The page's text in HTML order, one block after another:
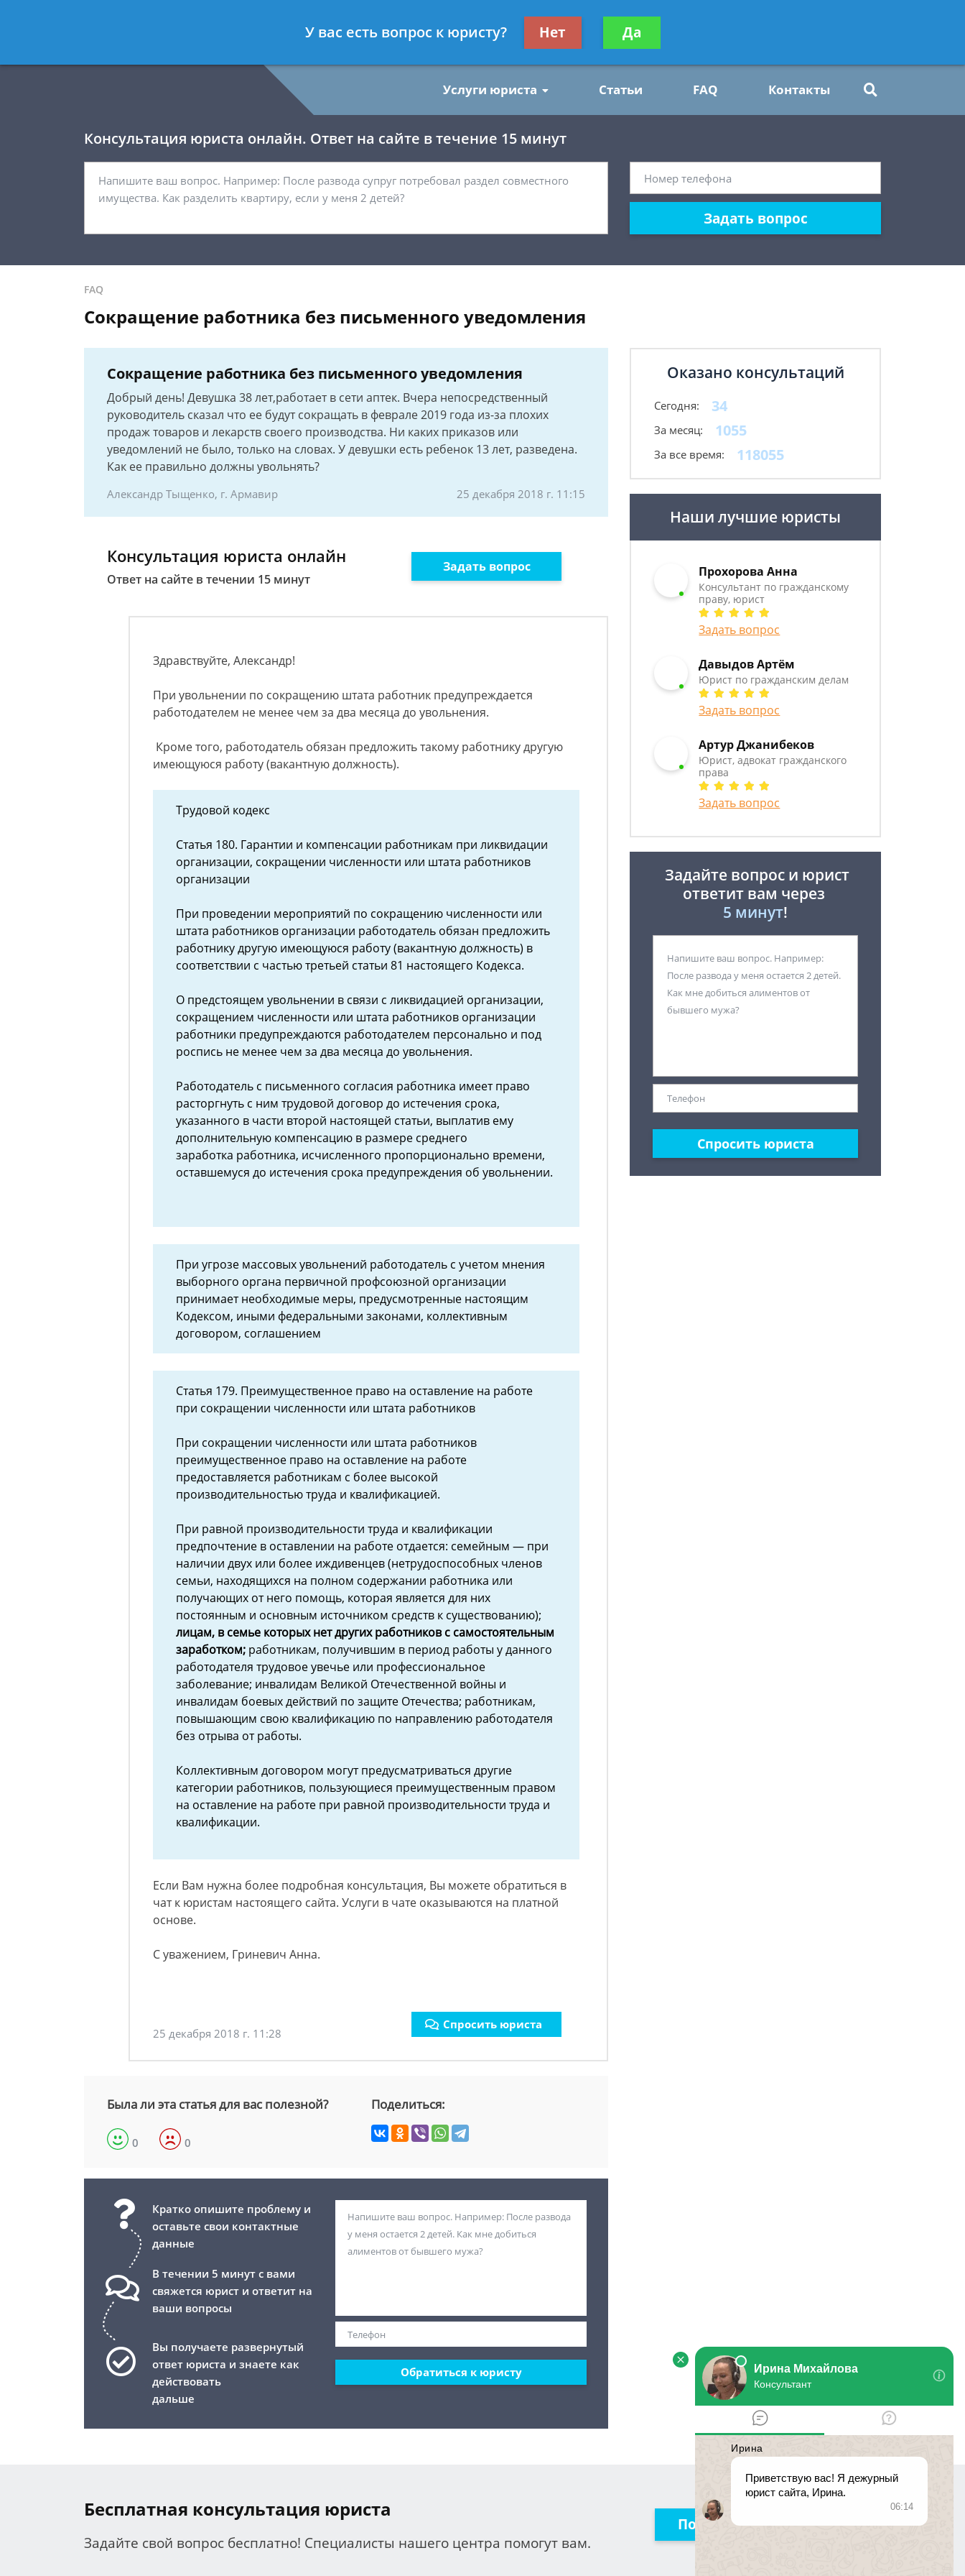
- Юрист по гражданским делам
Получите консультацию
бесплатно
Услуги юриста Статьи FAQ Контакты
Консультация юриста онлайн. Ответ на сайте в течение 15 минут
Задать вопрос
FAQ
Сокращение работника без письменного уведомления
Сокращение работника без письменного уведомления
Добрый день! Девушка 38 лет,работает в сети аптек. Вчера непосредственный
руководитель сказал что ее будут сокращать в феврале 2019 года из-за плохих
продаж товаров и лекарств своего производства. Ни каких приказов или
уведомлений не было, только на словах. У девушки есть ребенок 13 лет, разведена.
Как ее правильно должны увольнять?
Александр Тыщенко, г. Армавир 25 декабря 2018 г. 11:15
Консультация юриста онлайн
Ответ на сайте в течении 15 минут
Задать вопрос
Здравствуйте, Александр!
При увольнении по сокращению штата работник предупреждается
работодателем не менее чем за два месяца до увольнения.
Кроме того, работодатель обязан предложить такому работнику другую
имеющуюся работу (вакантную должность).
Трудовой кодекс
Статья 180. Гарантии и компенсации работникам при ликвидации
организации, сокращении численности или штата работников
организации
При проведении мероприятий по сокращению численности или
штата работников организации работодатель обязан предложить
работнику другую имеющуюся работу (вакантную должность) в
соответствии с частью третьей статьи 81 настоящего Кодекса.
О предстоящем увольнении в связи с ликвидацией организации,
сокращением численности или штата работников организации
работники предупреждаются работодателем персонально и под
роспись не менее чем за два месяца до увольнения.
Работодатель с письменного согласия работника имеет право
расторгнуть с ним трудовой договор до истечения срока,
указанного в части второй настоящей статьи, выплатив ему
дополнительную компенсацию в размере среднего
заработка работника, исчисленного пропорционально времени,
оставшемуся до истечения срока предупреждения об увольнении.
При угрозе массовых увольнений работодатель с учетом мнения
выборного органа первичной профсоюзной организации
принимает необходимые меры, предусмотренные настоящим
Кодексом, иными федеральными законами, коллективным
договором, соглашением
Статья 179. Преимущественное право на оставление на работе
при сокращении численности или штата работников
При сокращении численности или штата работников
преимущественное право на оставление на работе
предоставляется работникам с более высокой
производительностью труда и квалификацией.
При равной производительности труда и квалификации
предпочтение в оставлении на работе отдается: семейным — при
наличии двух или более иждивенцев (нетрудоспособных членов
семьи, находящихся на полном содержании работника или
получающих от него помощь, которая является для них
постоянным и основным источником средств к существованию);
лицам, в семье которых нет других работников с самостоятельным
заработком; работникам, получившим в период работы у данного
работодателя трудовое увечье или профессиональное
заболевание; инвалидам Великой Отечественной войны и
инвалидам боевых действий по защите Отечества; работникам,
повышающим свою квалификацию по направлению работодателя
без отрыва от работы.
Коллективным договором могут предусматриваться другие
категории работников, пользующиеся преимущественным правом
на оставление на работе при равной производительности труда и
квалификации.
Если Вам нужна более подробная консультация, Вы можете обратиться в
чат к юристам настоящего сайта. Услуги в чате оказываются на платной
основе.
С уважением, Гриневич Анна.
25 декабря 2018 г. 11:28
Спросить юриста
Была ли эта статья для вас полезной?
0 0
Поделиться:
Кратко опишите проблему и
оставьте свои контактные
данные
В течении 5 минут с вами
свяжется юрист и ответит на
ваши вопросы
Вы получаете развернутый
ответ юриста и знаете как
действовать
дальше
Обратиться к юристу
Оказано консультаций
Сегодня: 34
За месяц: 1055
За все время: 118055
Наши лучшие юристы
Прохорова Анна
Консультант по гражданскому
праву, юрист
Задать вопрос
Давыдов Артём
Юрист по гражданским делам
Задать вопрос
Артур Джанибеков
Юрист, адвокат гражданского
права
Задать вопрос
Задайте вопрос и юрист
ответит вам через
5 минут!
Спросить юриста
Бесплатная консультация юриста
Задайте свой вопрос бесплатно! Специалисты нашего центра помогут вам.
Получить консультацию
У вас есть вопрос к юристу? Нет Да